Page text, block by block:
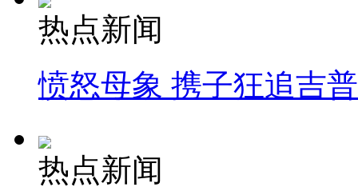
热点新闻
愤怒母象 携子狂追吉
热点新闻